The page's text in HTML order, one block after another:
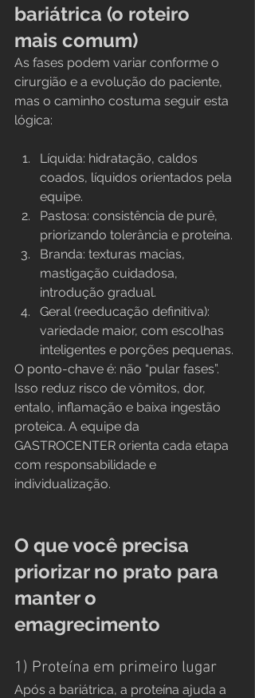
bariátrica (o roteiro
mais comum)
As fases podem variar conforme o
cirurgião e a evolução do paciente,
mas o caminho costuma seguir esta
lógica:
Líquida: hidratação, caldos
coados, líquidos orientados pela
equipe.
Pastosa: consistência de purê,
priorizando tolerância e proteína.
Branda: texturas macias,
mastigação cuidadosa,
introdução gradual.
Geral (reeducação definitiva):
variedade maior, com escolhas
inteligentes e porções pequenas.
O ponto-chave é: não “pular fases”.
Isso reduz risco de vômitos, dor,
entalo, inflamação e baixa ingestão
proteica. A equipe da
GASTROCENTER orienta cada etapa
com responsabilidade e
individualização.
O que você precisa
priorizar no prato para
manter o
emagrecimento
1) Proteína em primeiro lugar
Após a bariátrica, a proteína ajuda a